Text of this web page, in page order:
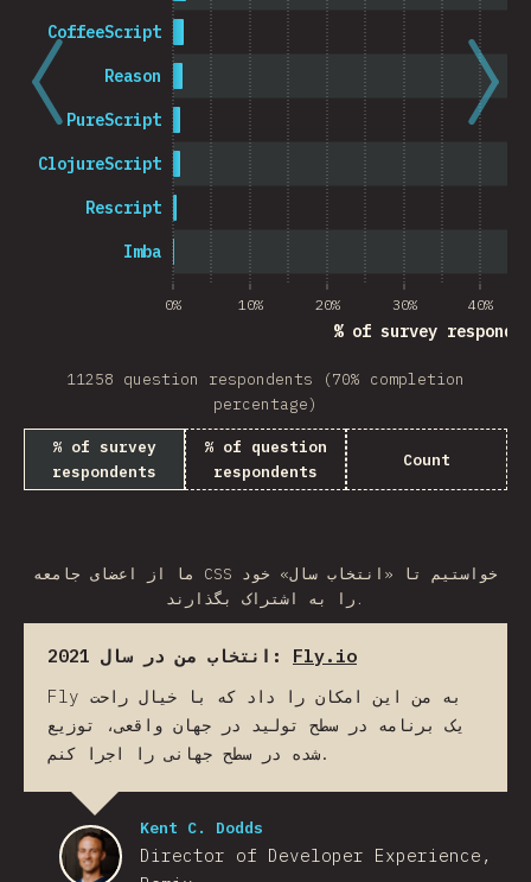
0% 10% 20% 30% 40%
% of survey
Imba
Rescript
ClojureScript
PureScript
Reason
CoffeeScript
11258 question respondents (70% completion
percentage)
% of survey
respondents
% of question
respondents
Count
ما از اعضای جامعه CSS خواستیم تا «انتخاب سال» خود
را به اشتراک بگذارند.
انتخاب من در سال 2021: Fly.io
Fly به من این امکان را داد که با خیال راحت
یک برنامه در سطح تولید در جهان واقعی، توزیع
شده در سطح جهانی را اجرا کنم.
Kent C. Dodds
Director of Developer Experience,